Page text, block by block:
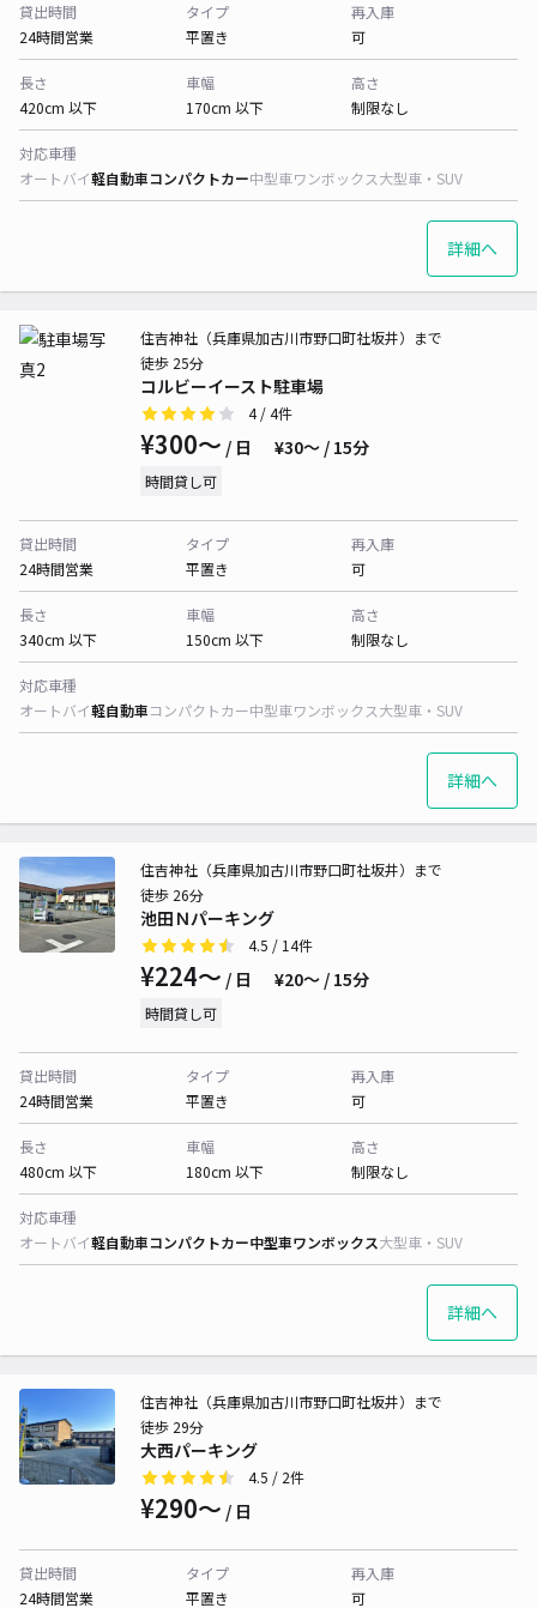
貸出時間
24時間営業
タイプ
平置き
再入庫
可
長さ
420cm 以下
車幅
170cm 以下
高さ
制限なし
対応車種
オートバイ軽自動車コンパクトカー中型車ワンボックス大型車・SUV
詳細へ
コルビーイースト駐車場
住吉神社（兵庫県加古川市野口町社坂井）まで
徒歩 25分
4/ 4件
¥300〜 / 日 ¥30〜 / 15分
時間貸し可
貸出時間
24時間営業
タイプ
平置き
再入庫
可
長さ
340cm 以下
車幅
150cm 以下
高さ
制限なし
対応車種
オートバイ軽自動車コンパクトカー中型車ワンボックス大型車・SUV
詳細へ
池田Ｎパーキング
住吉神社（兵庫県加古川市野口町社坂井）まで
徒歩 26分
4.5 / 14件
¥224〜 / 日 ¥20〜 / 15分
時間貸し可
貸出時間
24時間営業
タイプ
平置き
再入庫
可
長さ
480cm 以下
車幅
180cm 以下
高さ
制限なし
対応車種
オートバイ軽自動車コンパクトカー中型車ワンボックス大型車・SUV
詳細へ
大西パーキング
住吉神社（兵庫県加古川市野口町社坂井）まで
徒歩 29分
4.5 / 2件
¥290〜 / 日
貸出時間
24時間営業
タイプ
平置き
再入庫
可